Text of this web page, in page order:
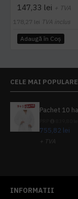
147,33 lei + TVA
178,27 lei TVA inclus
Adaugă în Coş
CELE MAI POPULARE
755,82 lei
+ TVA
INFORMATII